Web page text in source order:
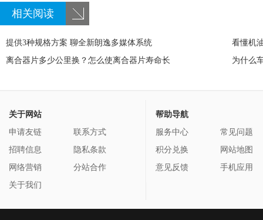
相关阅读
提供3种规格方案 聊全新朗逸多媒体系统
看懂机
离合器片多少公里换？怎么使离合器片寿命长
为什么
关于网站
申请友链
联系方式
招聘信息
隐私条款
网络营销
分站合作
关于我们
帮助导航
服务中心
常见问题
积分兑换
网站地图
意见反馈
手机应用